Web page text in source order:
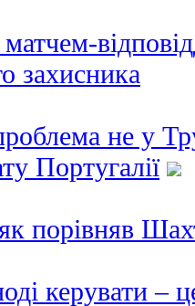
захисника
не у
Португалії
порівняв
керувати –